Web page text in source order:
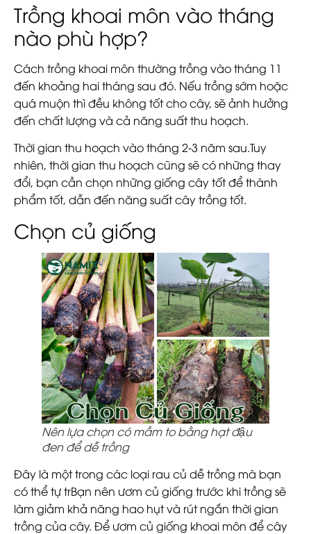
Trồng khoai môn vào tháng
nào phù hợp?
Cách trồng khoai môn thường trồng vào tháng 11
đến khoảng hai tháng sau đó. Nếu trồng sớm hoặc
quá muộn thì đều không tốt cho cây, sẽ ảnh hưởng
đến chất lượng và cả năng suất thu hoạch.
Thời gian thu hoạch vào tháng 2-3 năm sau.Tuy
nhiên, thời gian thu hoạch cũng sẽ có những thay
đổi, bạn cần chọn những giống cây tốt để thành
phẩm tốt, dẫn đến năng suất cây trồng tốt.
Chọn củ giống
Nên lựa chọn có mầm to bằng hạt đậu
đen để dễ trồng
Đây là một trong các loại rau củ dễ trồng mà bạn
có thể tự trBạn nên ươm củ giống trước khi trồng sẽ
làm giảm khả năng hao hụt và rút ngắn thời gian
trồng của cây. Để ươm củ giống khoai môn để cây